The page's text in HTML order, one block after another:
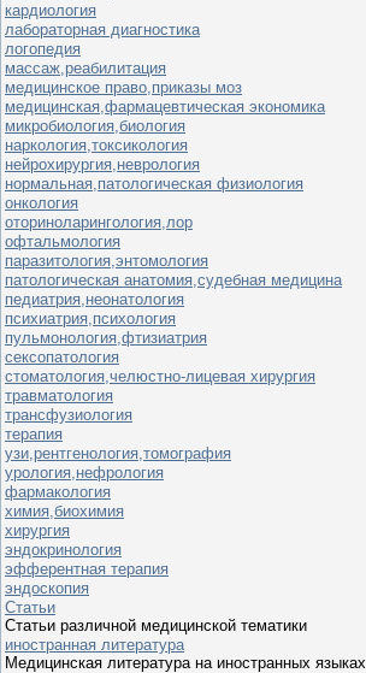
кардиология
лабораторная диагностика
логопедия
массаж,реабилитация
медицинское право,приказы моз
медицинская,фармацевтическая экономика
микробиология,биология
наркология,токсикология
нейрохирургия,неврология
нормальная,патологическая физиология
онкология
оториноларингология,лор
офтальмология
паразитология,энтомология
патологическая анатомия,судебная медицина
педиатрия,неонатология
психиатрия,психология
пульмонология,фтизиатрия
сексопатология
стоматология,челюстно-лицевая хирургия
травматология
трансфузиология
терапия
узи,рентгенология,томография
урология,нефрология
фармакология
химия,биохимия
хирургия
эндокринология
эфферентная терапия
эндоскопия
Статьи
Статьи различной медицинской тематики
иностранная литература
Медицинская литература на иностранных языках